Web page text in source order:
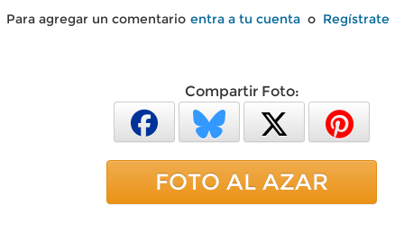
Para agregar un comentario entra a tu cuenta o Regístrate
Compartir Foto:
FOTO AL AZAR